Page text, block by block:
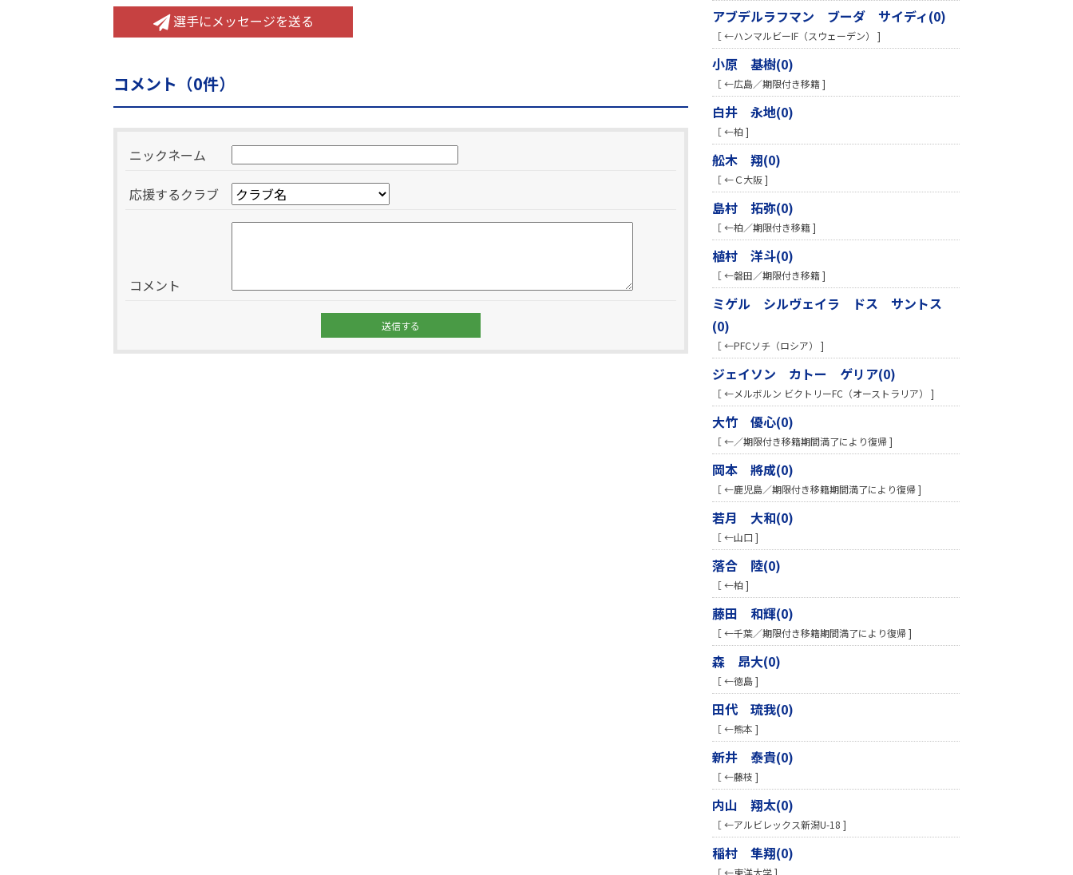
選手にメッセージを送る
コメント（0件）
ニックネーム
応援するクラブ
コメント
アブデルラフマン ブーダ サイディ(0)
［ ←ハンマルビーIF（スウェーデン） ]
小原 基樹(0)
［ ←広島／期限付き移籍 ]
白井 永地(0)
［ ←柏 ]
舩木 翔(0)
［ ←Ｃ大阪 ]
島村 拓弥(0)
［ ←柏／期限付き移籍 ]
植村 洋斗(0)
［ ←磐田／期限付き移籍 ]
ミゲル シルヴェイラ ドス サントス
(0)
［ ←PFCソチ（ロシア） ]
ジェイソン カトー ゲリア(0)
［ ←メルボルン ビクトリーFC（オーストラリア） ]
大竹 優心(0)
［ ←／期限付き移籍期間満了により復帰 ]
岡本 將成(0)
［ ←鹿児島／期限付き移籍期間満了により復帰 ]
若月 大和(0)
［ ←山口 ]
落合 陸(0)
［ ←柏 ]
藤田 和輝(0)
［ ←千葉／期限付き移籍期間満了により復帰 ]
森 昂大(0)
［ ←徳島 ]
田代 琉我(0)
［ ←熊本 ]
新井 泰貴(0)
［ ←藤枝 ]
内山 翔太(0)
［ ←アルビレックス新潟U-18 ]
稲村 隼翔(0)
［ ←東洋大学 ]